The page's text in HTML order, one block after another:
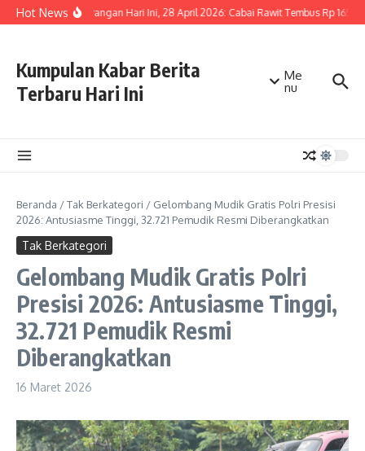
Lewati ke konten
Hot NewsHarga Pangan Hari Ini, 28 April 2026: Cabai Rawit Tembus Rp 165
Kumpulan Kabar Berita
Terbaru Hari Ini
Me
nu
Beranda /Tak Berkategori / Gelombang Mudik Gratis Polri Presisi
2026: Antusiasme Tinggi, 32.721 Pemudik Resmi Diberangkatkan
Tak Berkategori
Gelombang Mudik Gratis Polri
Presisi 2026: Antusiasme Tinggi,
32.721 Pemudik Resmi
Diberangkatkan
16 Maret 2026